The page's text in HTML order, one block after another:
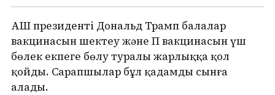
АҚШ президенті Дональд Трамп балалар
вакцинасын шектеу және ҚПҚ вакцинасын үш
бөлек екпеге бөлу туралы жарлыққа қол
қойды. Сарапшылар бұл қадамды сынға
алады.